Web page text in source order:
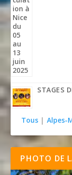
STAGES
Tous | Alpes-
PHOTO DE